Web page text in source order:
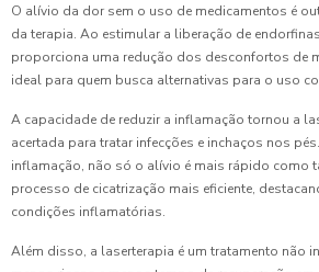
O alívio da dor sem o uso de medicamentos é
da terapia. Ao estimular a liberação de
proporciona uma redução dos desconfortos de
ideal para quem busca alternativas para o uso
A capacidade de reduzir a inflamação tornou a
acertada para tratar infecções e inchaços nos
inflamação, não só o alívio é mais rápido como
processo de cicatrização mais eficiente,
condições inflamatórias.
Além disso, a laserterapia é um tratamento não